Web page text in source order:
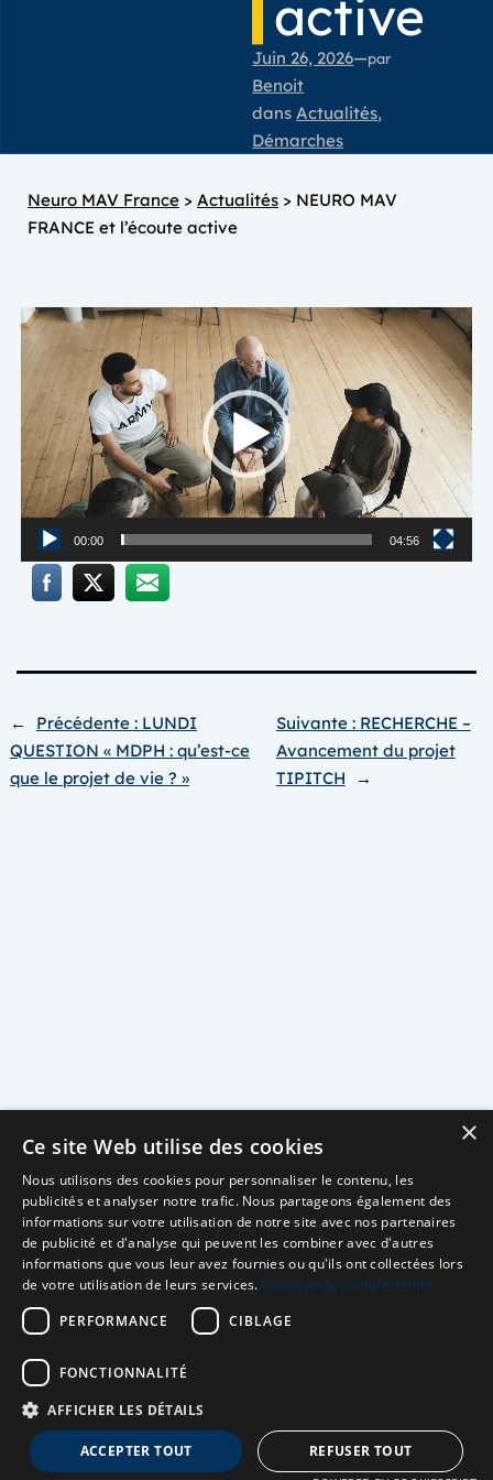
active
Juin 26, 2026—par
Benoit
dansActualités
Démarches
Neuro MAV France > Actualités > NEURO MAV
FRANCE et l’écoute active
Lecteur
vidéo
00:00 04:56
← Précédente : LUNDI
QUESTION « MDPH : qu’est-ce
que le projet de vie ? »
Suivante : RECHERCHE –
Avancement du projet
TIPITCH
→
Neuro MAV France
Association dédiée aux patients souffrant de Malformations
×
Ce site Web utilise des cookies
Nous utilisons des cookies pour personnaliser le contenu, les
publicités et analyser notre trafic. Nous partageons également des
informations sur votre utilisation de notre site avec nos partenaires
de publicité et d'analyse qui peuvent les combiner avec d'autres
informations que vous leur avez fournies ou qu'ils ont collectées lors
de votre utilisation de leurs services. Politique de confidentialité
PERFORMANCE
CIBLAGE
FONCTIONNALITÉ
AFFICHER LES DÉTAILS
ACCEPTER TOUT REFUSER TOUT